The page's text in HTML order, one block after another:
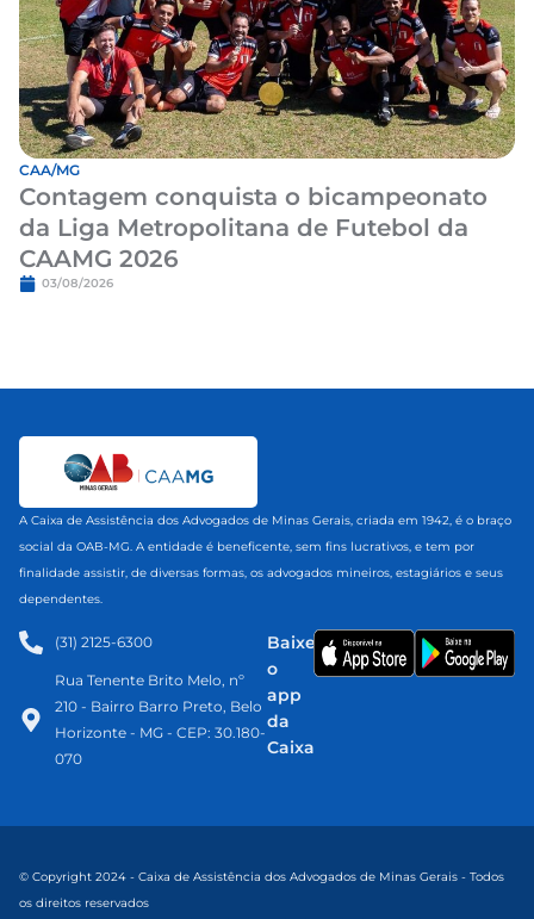
CAA/MG
Contagem conquista o bicampeonato
da Liga Metropolitana de Futebol da
CAAMG 2026
03/08/2026
A Caixa de Assistência dos Advogados de Minas Gerais, criada em 1942, é o braço
social da OAB-MG. A entidade é beneficente, sem fins lucrativos, e tem por
finalidade assistir, de diversas formas, os advogados mineiros, estagiários e seus
dependentes.
(31) 2125-6300​
Rua Tenente Brito Melo, nº
210 - Bairro Barro Preto, Belo
Horizonte - MG - CEP: 30.180-
070
Baixe
o
app
da
Caixa
© Copyright 2024 - Caixa de Assistência dos Advogados de Minas Gerais - Todos
os direitos reservados